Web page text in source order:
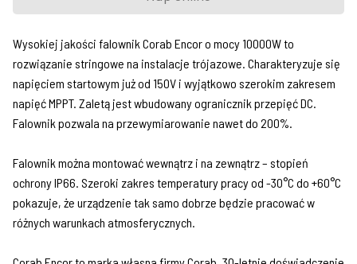
Wysokiej jakości falownik Corab Encor o mocy 10000W to
rozwiązanie stringowe na instalacje trójazowe. Charakteryzuje się
napięciem startowym już od 150V i wyjątkowo szerokim zakresem
napięć MPPT. Zaletą jest wbudowany ogranicznik przepięć DC.
Falownik pozwala na przewymiarowanie nawet do 200%.
Falownik można montować wewnątrz i na zewnątrz – stopień
ochrony IP66. Szeroki zakres temperatury pracy od -30°C do +60°C
pokazuje, że urządzenie tak samo dobrze będzie pracować w
różnych warunkach atmosferycznych.